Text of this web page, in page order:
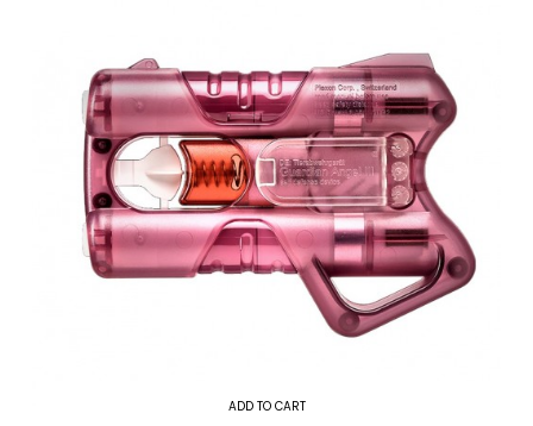
ADD TO CART